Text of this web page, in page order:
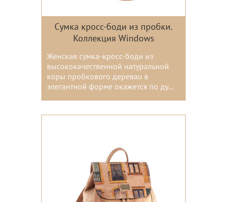
Сумка кросс-боди из пробки.
Коллекция Windows
Женская сумка-кросс-боди из
высококачественной натуральной
коры пробкового дереваu в
элегантной форме окажется по ду...
Цвета: